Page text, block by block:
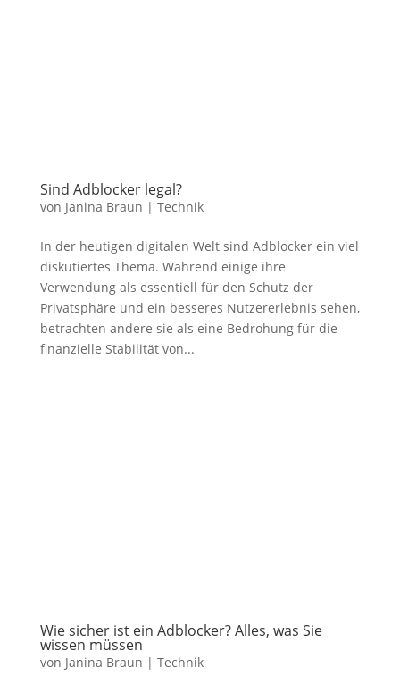
Sind Adblocker legal?
von Janina Braun | Technik
In der heutigen digitalen Welt sind Adblocker ein viel
diskutiertes Thema. Während einige ihre
Verwendung als essentiell für den Schutz der
Privatsphäre und ein besseres Nutzererlebnis sehen,
betrachten andere sie als eine Bedrohung für die
finanzielle Stabilität von...
Wie sicher ist ein Adblocker? Alles, was Sie
wissen müssen
von Janina Braun | Technik